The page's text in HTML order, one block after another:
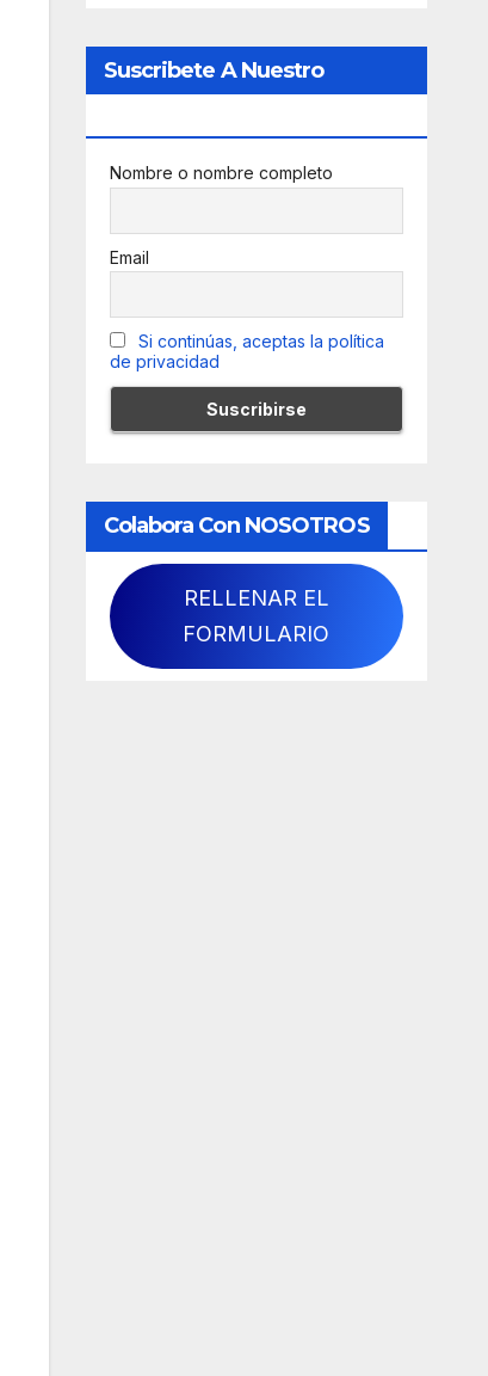
Suscribete A Nuestro
Nombre o nombre completo
Email
Si continúas, aceptas la política
de privacidad
Colabora Con NOSOTROS
RELLENAR EL
FORMULARIO